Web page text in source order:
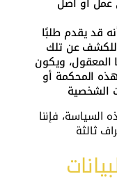
عن تلك
المعقول، ويكون
المحكمة أو
فإننا
ثالثة